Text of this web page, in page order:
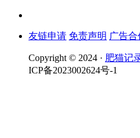
友链申请 免责声明 广告合
Copyright © 2024 · 肥猫记
ICP备2023002624号-1